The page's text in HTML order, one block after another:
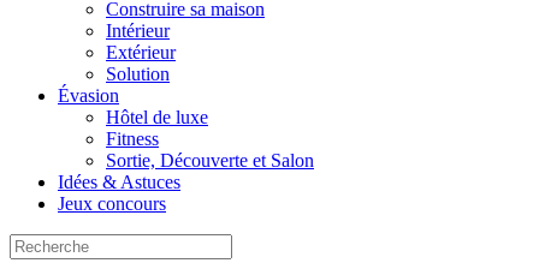
Construire sa maison
Intérieur
Extérieur
Solution
Évasion
Hôtel de luxe
Fitness
Sortie, Découverte et Salon
Idées & Astuces
Jeux concours